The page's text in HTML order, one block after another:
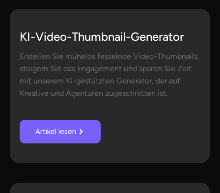
KI-Video-Thumbnail-Generator
Erstellen Sie mühelos fesselnde Video-Thumbnails,
steigern Sie das Engagement und sparen Sie Zeit
mit unserem KI-gestützten Generator, der auf
Kreative und Agenturen zugeschnitten ist.
Artikel lesen